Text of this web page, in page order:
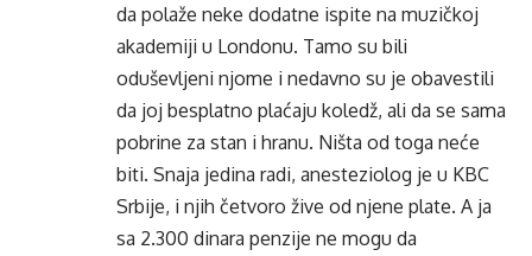
da polaže neke dodatne ispite na muzičkoj
akademiji u Londonu. Tamo su bili
oduševljeni njome i nedavno su je obavestili
da joj besplatno plaćaju koledž, ali da se sama
pobrine za stan i hranu. Ništa od toga neće
biti. Snaja jedina radi, anesteziolog je u KBC
Srbije, i njih četvoro žive od njene plate. A ja
sa 2.300 dinara penzije ne mogu da